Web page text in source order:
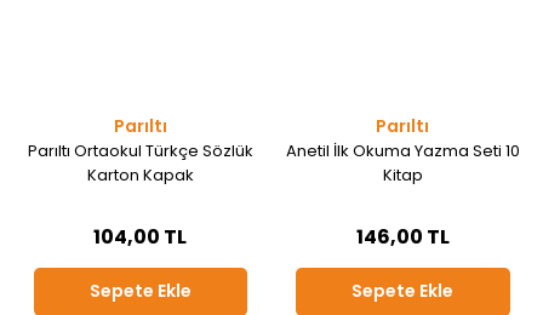
Parıltı
Parıltı Ortaokul Türkçe Sözlük
Karton Kapak
104,00 TL
Sepete Ekle
Parıltı
Anetil İlk Okuma Yazma Seti 10
Kitap
146,00 TL
Sepete Ekle